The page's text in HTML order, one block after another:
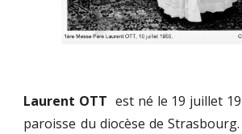
Laurent OTT est né le 19 juillet
paroisse du diocèse de